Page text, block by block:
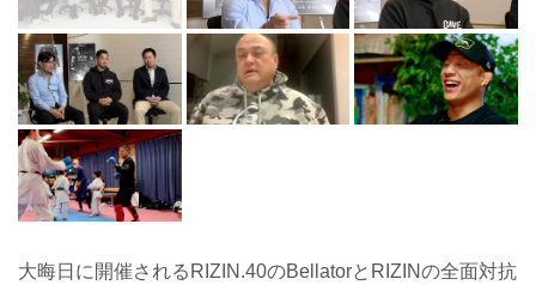
大晦日に開催されるRIZIN.40のBellatorとRIZINの全面対抗